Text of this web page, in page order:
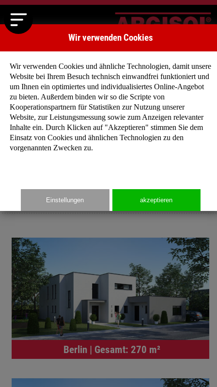
Mehrgenerationenhäuser
Alle unter einem Dach
eine neue Wohnform für jedes Alter entwickelt.
Berlin | Gesamt: 270 m²
Wir verwenden Cookies
Wir verwenden Cookies und ähnliche Technologien, damit unsere
Website bei Ihrem Besuch technisch einwandfrei funktioniert und
um Ihnen ein optimiertes und individualisiertes Online-Angebot
zu bieten. Außerdem binden wir so die Scripte von
Kooperationspartnern für Statistiken zur Nutzung unserer
Website, zur Leistungsmessung sowie zum Anzeigen relevanter
Inhalte ein. Durch Klicken auf "Akzeptieren" stimmen Sie dem
Einsatz von Cookies und ähnlichen Technologien zu den
vorgenannten Zwecken zu.
Einstellungen akzeptieren